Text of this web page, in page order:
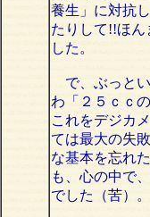
養生」に対抗
たりして!!ほん
した。
で、ぶっとい
わ「２５ｃｃ
これをデジカ
ては最大の失
な基本を忘れ
も、心の中で
でした（苦）。